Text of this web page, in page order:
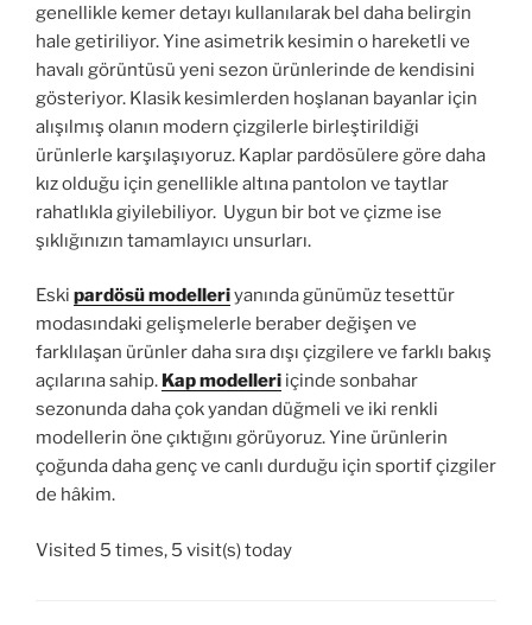
genellikle kemer detayı kullanılarak bel daha belirgin
hale getiriliyor. Yine asimetrik kesimin o hareketli ve
havalı görüntüsü yeni sezon ürünlerinde de kendisini
gösteriyor. Klasik kesimlerden hoşlanan bayanlar için
alışılmış olanın modern çizgilerle birleştirildiği
ürünlerle karşılaşıyoruz. Kaplar pardösülere göre daha
kız olduğu için genellikle altına pantolon ve taytlar
rahatlıkla giyilebiliyor. Uygun bir bot ve çizme ise
şıklığınızın tamamlayıcı unsurları.
Eski pardösü modelleriyanında günümüz tesettür
modasındaki gelişmelerle beraber değişen ve
farklılaşan ürünler daha sıra dışı çizgilere ve farklı bakış
açılarına sahip. Kap modelleri içinde sonbahar
sezonunda daha çok yandan düğmeli ve iki renkli
modellerin öne çıktığını görüyoruz. Yine ürünlerin
çoğunda daha genç ve canlı durduğu için sportif çizgiler
de hâkim.
Visited 5 times, 5 visit(s) today